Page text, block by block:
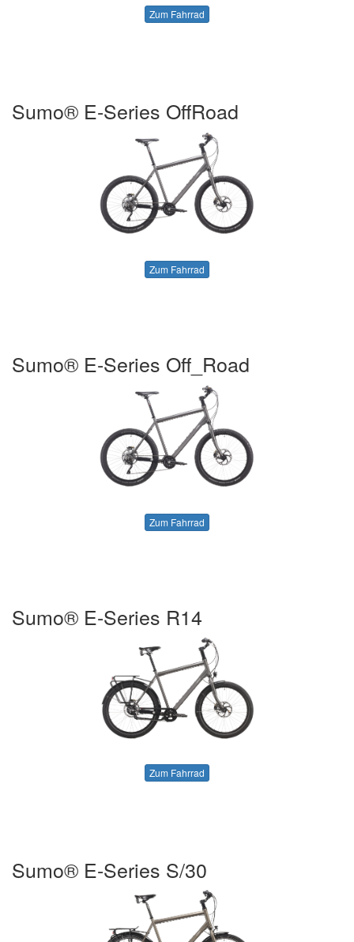
Zum Fahrrad
Sumo® E-Series OffRoad
Zum Fahrrad
Sumo® E-Series Off_Road
Zum Fahrrad
Sumo® E-Series R14
Zum Fahrrad
Sumo® E-Series S/30